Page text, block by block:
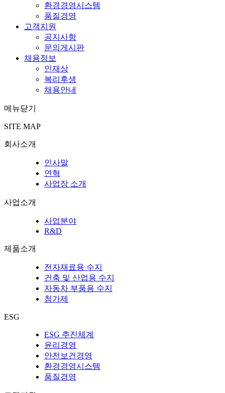
환경경영시스템
품질경영
고객지원
공지사항
문의게시판
채용정보
인재상
복리후생
채용안내
메뉴닫기
SITE MAP
회사소개
인사말
연혁
사업장 소개
사업소개
사업분야
R&D
제품소개
전자재료용 수지
건축 및 산업용 수지
자동차 부품용 수지
첨가제
ESG
ESG 추진체계
윤리경영
안전보건경영
환경경영시스템
품질경영